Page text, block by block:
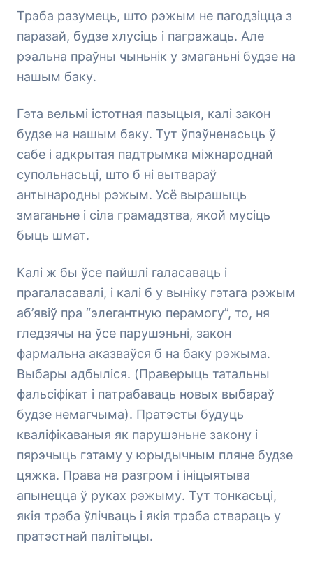
Трэба разумець, што рэжым не пагодзіцца з
паразай, будзе хлусіць і пагражаць. Але
рэальна праўны чыньнік у змаганьні будзе на
нашым баку.
Гэта вельмі істотная пазыцыя, калі закон
будзе на нашым баку. Тут ўпэўненасьць ў
сабе і адкрытая падтрымка міжнароднай
супольнасьці, што б ні вытвараў
антынародны рэжым. Усё вырашыць
змаганьне і сіла грамадзтва, якой мусіць
быць шмат.
Калі ж бы ўсе пайшлі галасаваць і
прагаласавалі, і калі б у выніку гэтага рэжым
аб’явіў пра “элегантную перамогу”, то, ня
гледзячы на ўсе парушэньні, закон
фармальна аказваўся б на баку рэжыма.
Выбары адбыліся. (Праверыць татальны
фальсіфікат і патрабаваць новых выбараў
будзе немагчыма). Пратэсты будуць
кваліфікаваныя як парушэньне закону і
пярэчыць гэтаму у юрыдычным пляне будзе
цяжка. Права на разгром і ініцыятыва
апынецца ў руках рэжыму. Тут тонкасьці,
якія трэба ўлічваць і якія трэба ствараць у
пратэстнай палітыцы.